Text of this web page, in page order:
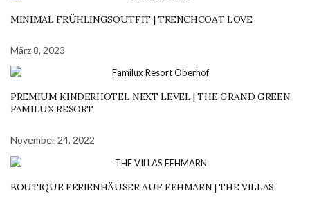
MINIMAL FRÜHLINGSOUTFIT | TRENCHCOAT LOVE
März 8, 2023
PREMIUM KINDERHOTEL NEXT LEVEL | THE GRAND GREEN
FAMILUX RESORT
November 24, 2022
BOUTIQUE FERIENHÄUSER AUF FEHMARN | THE VILLAS